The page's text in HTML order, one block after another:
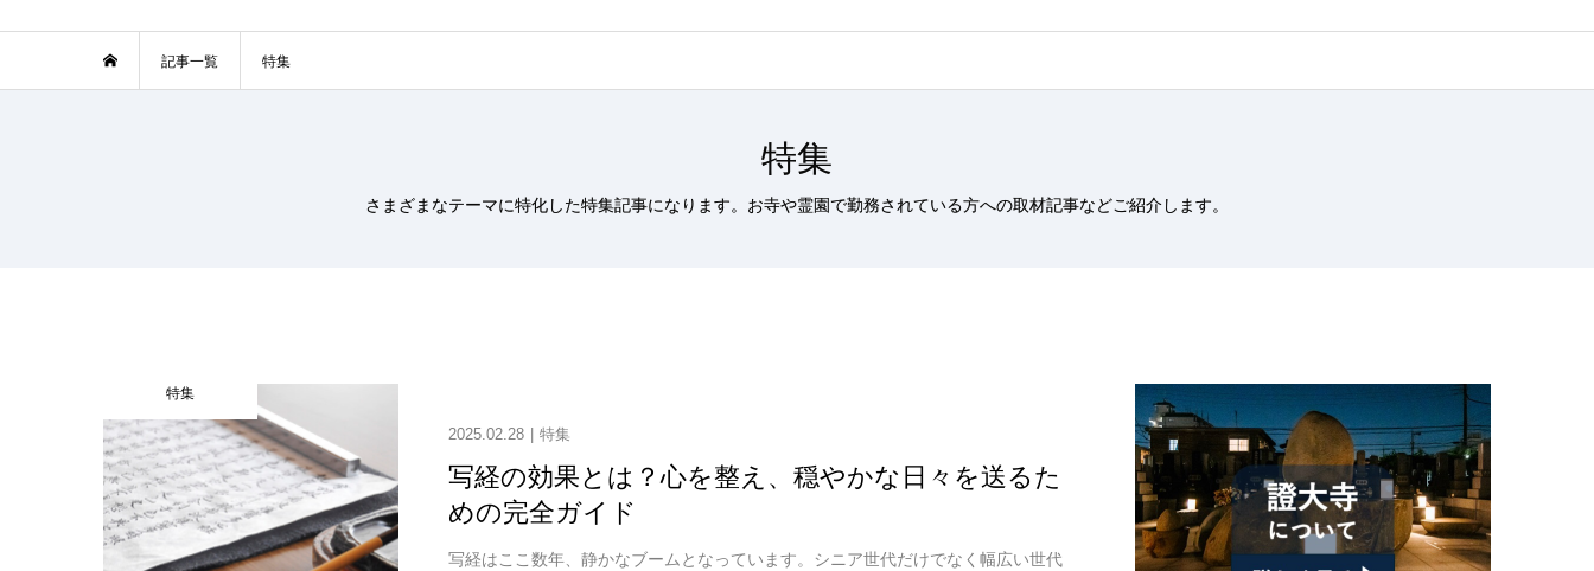
記事一覧 特集
特集
さまざまなテーマに特化した特集記事になります。お寺や霊園で勤務されている方への取材記事などご紹介します。
特集
2025.02.28 特集
写経の効果とは？心を整え、穏やかな日々を送るた
めの完全ガイド
写経はここ数年、静かなブームとなっています。シニア世代だけでなく幅広い世代